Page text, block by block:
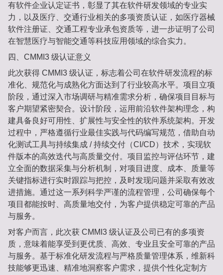
有软件企业认定证书，彰显了其在软件研发领域的专业实
力，以及医疗、交通行业相关的多项资质认证，如医疗器械
软件注册证、交通工程专业承包资质等，进一步证明了公司
在智慧医疗与智能交通等科技应用领域的综合实力。
四、CMMI3 级认证意义
此次获得 CMMI3 级认证，标志着公司在软件研发流程的标
准化、规范化与成熟化方面达到了行业较高水平。项目立项
阶段，通过深入市场调研与精准需求分析，确保项目目标与
客户期望紧密契合。设计阶段，运用前沿软件架构理念，构
建具备良好可用性、扩展性与安全性的软件系统架构。开发
过程中，严格遵循行业最佳实践与代码编写规范，借助自动
化测试工具与持续集成 / 持续交付（CI/CD）技术，实现软
件版本的高效迭代与高质量交付。项目监控与评估环节，建
立全面的数据采集与分析机制，对项目进度、成本、质量等
关键指标进行实时跟踪与把控，及时发现问题并采取有效改
进措施。通过这一系列科学严谨的流程管理，公司确保每个
项目都能按时、高质量地交付，为客户提供稳定可靠的产品
与服务。
对客户而言，此次获 CMMI3 级认证及公司已有的多项资
质，意味着能享受到更优质、高效、专业且安全可靠的产品
与服务。基于标准化研发流程与严格质量管理体系，维新科
技能够更迅速、精准地洞察客户需求，提供个性化定制方